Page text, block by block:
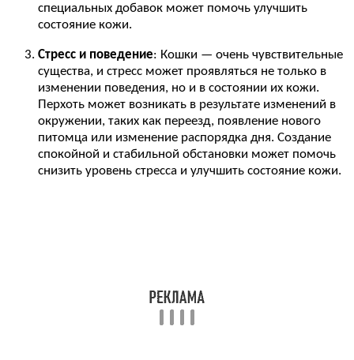
специальных добавок может помочь улучшить
состояние кожи.
Стресс и поведение: Кошки — очень чувствительные
существа, и стресс может проявляться не только в
изменении поведения, но и в состоянии их кожи.
Перхоть может возникать в результате изменений в
окружении, таких как переезд, появление нового
питомца или изменение распорядка дня. Создание
спокойной и стабильной обстановки может помочь
снизить уровень стресса и улучшить состояние кожи.